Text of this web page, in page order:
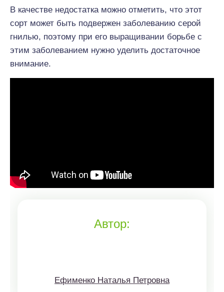
В качестве недостатка можно отметить, что этот
сорт может быть подвержен заболеванию серой
гнилью, поэтому при его выращивании борьбе с
этим заболеванием нужно уделить достаточное
внимание.
Автор:
Ефименко Наталья Петровна